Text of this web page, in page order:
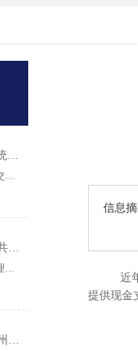
信息摘
近年来
提供现金
轨道交通AFC系统产品·常见问答
本段围绕国朗轨道交通 AFC 闸机、自助售票机选型常见问题作出解答：翼闸适配高客流地铁换乘大站，拍打门机身轻薄，适用于客流平缓线路及实名制核验场景；43 寸大屏 TVM 售票机兼容境内外多种支付方式，可落地跨境交通枢纽项目；无障碍通行无需单独采购设备，直接选用原厂 900mm 加宽通道闸机即可满足轮椅、大件行李通行规范，两款闸机都具备消防、断电自动放行的安全配置。
深化交流互鉴，共促品质升级｜香港机场管理局莅临国朗科技参观考察
近日，香港机场管理局考察团一行莅临国朗科技开展实地参观考察与深度交流，公司核心管理层及相关业务、技术负责人全程陪同接待。考察团先后走进公司生产加工厂、总部办公及产品展示中心，全方位、多角度调研公司生产实力、品控体系与核心产品体系，为双方后续深化交流、探索合作契机奠定了坚实基础。 考察首站，香港机场管理局考察团深入国朗科技加工厂生产一线，实地走访生产车间、工艺加工区、品质检测区等核心区域。在参观过
国朗科技助力杭州预约公交——打造城市智慧出行新范式